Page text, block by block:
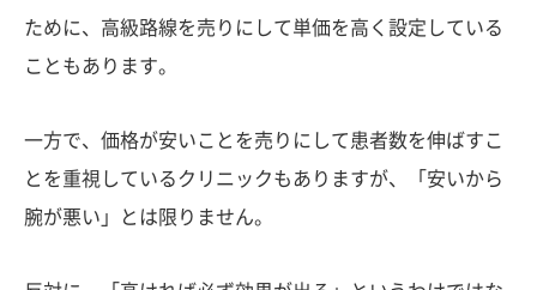
ために、高級路線を売りにして単価を高く設定している
こともあります。
一方で、価格が安いことを売りにして患者数を伸ばすこ
とを重視しているクリニックもありますが、「安いから
腕が悪い」とは限りません。